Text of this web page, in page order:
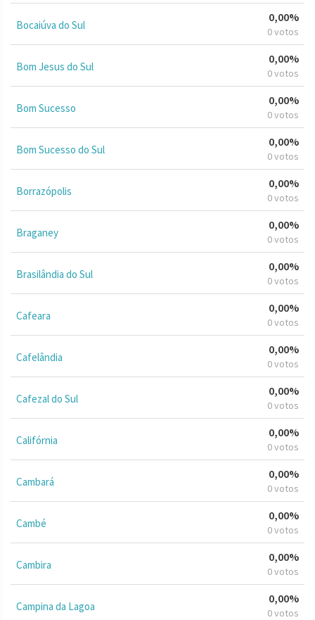
Bocaiúva do Sul
0,00%
0 votos
Bom Jesus do Sul
0,00%
0 votos
Bom Sucesso
0,00%
0 votos
Bom Sucesso do Sul
0,00%
0 votos
Borrazópolis
0,00%
0 votos
Braganey
0,00%
0 votos
Brasilândia do Sul
0,00%
0 votos
Cafeara
0,00%
0 votos
Cafelândia
0,00%
0 votos
Cafezal do Sul
0,00%
0 votos
Califórnia
0,00%
0 votos
Cambará
0,00%
0 votos
Cambé
0,00%
0 votos
Cambira
0,00%
0 votos
Campina da Lagoa
0,00%
0 votos